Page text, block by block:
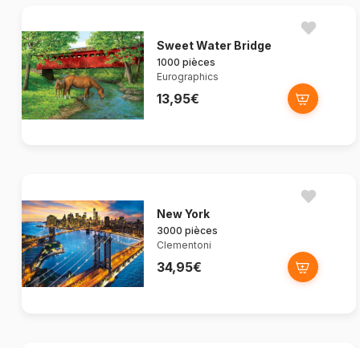
Sweet Water Bridge
1000 pièces
Eurographics
13,95€
New York
3000 pièces
Clementoni
34,95€